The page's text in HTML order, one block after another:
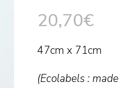
20,70€
47cm x 71cm
(Ecolabels :